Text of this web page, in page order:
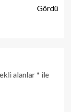
Gördü
alanlar* ile